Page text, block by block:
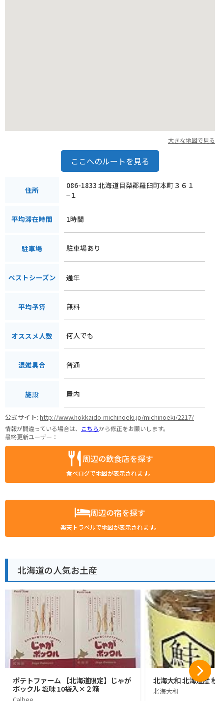
* 道の駅には、広い駐車場があるので休憩場所としても便利
大きな地図で見る
ここへのルートを見る
住所
086-1833 北海道目梨郡羅臼町本町３６１
−１
平均滞在時間 1時間
駐車場 駐車場あり
ベストシーズン 通年
平均予算 無料
オススメ人数 何人でも
混雑具合 普通
施設 屋内
公式サイト:http://www.hokkaido-michinoeki.jp/michinoeki/2217/
情報が間違っている場合は、 こちらから修正をお願いします。
最終更新ユーザー：
周辺の飲食店を探す
食べログで地図が表示されます。
周辺の宿を探す
楽天トラベルで地図が表示されます。
北海道の人気お土産
ポテトファーム 【北海道限定】じゃが
ポックル 塩味 10袋入×２箱
北海大和 北海道産
北海大和